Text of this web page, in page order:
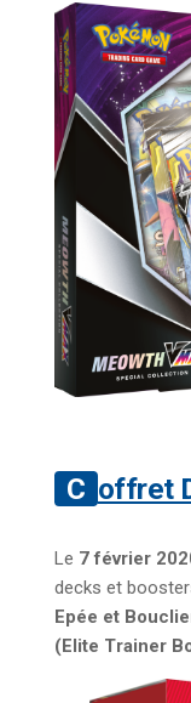
Coffret
Le 7 février
decks et
Epée et
(Elite Trainer